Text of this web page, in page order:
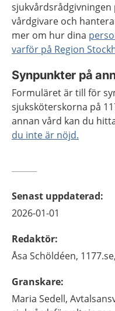
sjukvårdsrådgivningen
vårdgivare och
mer om hur dina
varför på Region
Synpunkter på
Formuläret är till för
sjuksköterskorna på
annan vård kan du
du inte är nöjd.
Senast uppdaterad:
2026-01-01
Redaktör:
Åsa Schöldéen,
Granskare:
Maria Sedell,